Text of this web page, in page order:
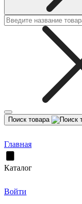
Поиск товара
Главная
Каталог
Войти